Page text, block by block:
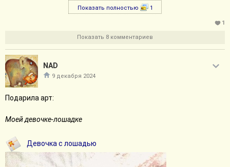
Показать полностью 1
1
Показать 8 комментариев
NAD
9 декабря 2024
Подарила арт:
Моей девочке-лошадке
Девочка с лошадью